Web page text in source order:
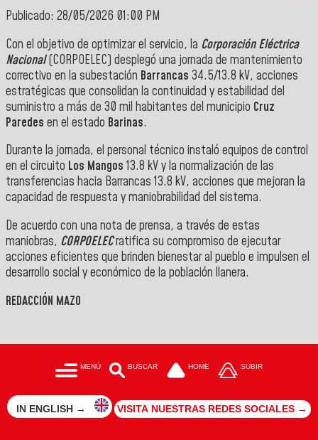
Publicado: 28/05/2026 01:00 PM
Con el objetivo de optimizar el servicio, la Corporación Eléctrica
Nacional(CORPOELEC) desplegó una jornada de mantenimiento
correctivo en la subestación Barrancas 34.5/13.8 kV, acciones
estratégicas que consolidan la continuidad y estabilidad del
suministro a más de 30 mil habitantes del municipio Cruz
Paredes en el estado Barinas.
‎‎Durante la jornada, el personal técnico instaló equipos de control
en el circuito Los Mangos 13.8 kV y la normalización de las
transferencias hacia Barrancas 13.8 kV, acciones que mejoran la
capacidad de respuesta y maniobrabilidad del sistema.
De acuerdo con una nota de prensa, a través de estas
maniobras, CORPOELECratifica su compromiso de ejecutar
acciones eficientes que brinden bienestar al pueblo e impulsen el
desarrollo social y económico de la población llanera.
REDACCIÓN MAZO
MENÚ BUSCAR HOME SUBIR
IN ENGLISH → VISITA NUESTRAS REDES SOCIALES →